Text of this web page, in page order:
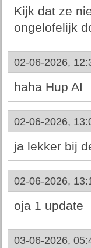
Kijk dat ze
ongelofelijk
02-06-2026,
haha Hup AI
02-06-2026,
ja lekker bij
02-06-2026,
oja 1 update
03-06-2026,